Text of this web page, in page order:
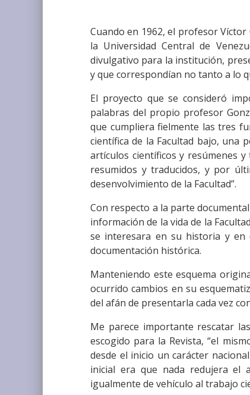
Cuando en 1962, el profesor
la Universidad Central de
divulgativo para la institución,
y que correspondían no tanto a lo
El proyecto que se consideró
palabras del propio profesor
que cumpliera fielmente las tres
científica de la Facultad bajo, una
artículos científicos y resúmenes
resumidos y traducidos, y por
desenvolvimiento de la Facultad”.
Con respecto a la parte
información de la vida de la
se interesara en su historia y en
documentación histórica.
Manteniendo este esquema
ocurrido cambios en su
del afán de presentarla cada vez
Me parece importante rescatar
escogido para la Revista, “el
desde el inicio un carácter
inicial era que nada redujera el
igualmente de vehículo al trabajo